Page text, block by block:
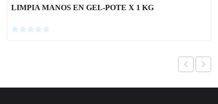
LIMPIA MANOS EN GEL-POTE X 1 KG